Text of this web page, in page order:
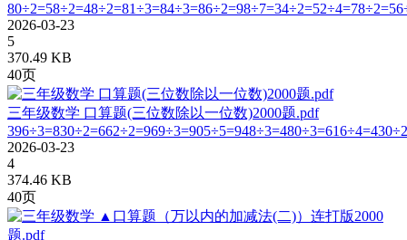
2026-03-23
5
370.49 KB
40页
三年级数学 口算题(三位数除以一位数)2000题.pdf
2026-03-23
4
374.46 KB
40页